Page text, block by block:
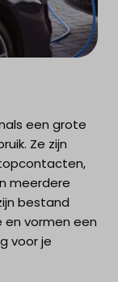
een grote
Ze zijn
meerdere
bestand
en vormen een
voor je